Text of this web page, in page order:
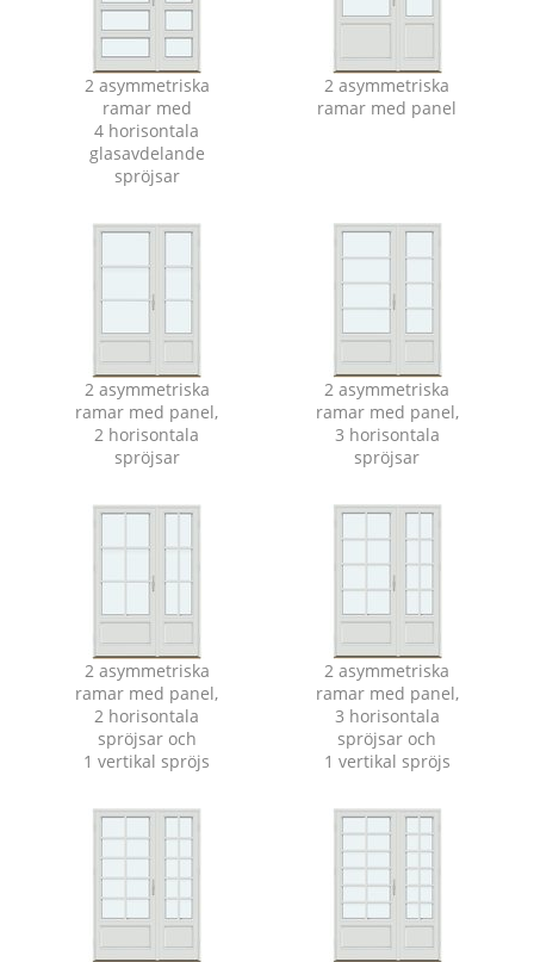
2 asymmetriska
ramar med
4 horisontala
glasavdelande
spröjsar
2 asymmetriska
ramar med panel
2 asymmetriska
ramar med panel,
2 horisontala
spröjsar
2 asymmetriska
ramar med panel,
3 horisontala
spröjsar
2 asymmetriska
ramar med panel,
2 horisontala
spröjsar och
1 vertikal spröjs
2 asymmetriska
ramar med panel,
3 horisontala
spröjsar och
1 vertikal spröjs